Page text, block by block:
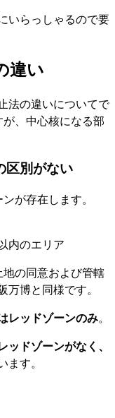
いらっしゃるので要
違い
法の違いについてで
、中心核になる部
区別がない
が存在します。
のエリア
の同意および管轄
博と同様です。
レッドゾーンのみ。
ドゾーンがなく、
ます。